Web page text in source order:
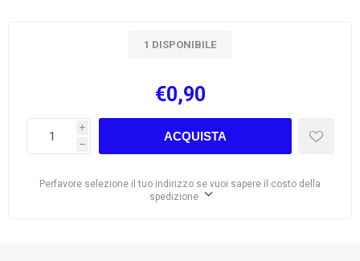
1 DISPONIBILE
€0,90
i
h
ACQUISTA
Perfavore selezione il tuo indirizzo se vuoi sapere il costo della
spedizione